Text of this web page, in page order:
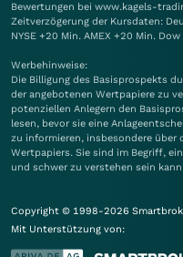
Bewertungen bei www.kagels-
Zeitverzögerung der Kursdaten:
NYSE +20 Min. AMEX +20 Min.
Werbehinweise:
Die Billigung des Basisprospekts
der angebotenen Wertpapiere zu
potenziellen Anlegern den
lesen, bevor sie eine
zu informieren, insbesondere über
Wertpapiers. Sie sind im Begriff,
und schwer zu verstehen sein
Copyright © 1998-2026
Mit Unterstützung von: